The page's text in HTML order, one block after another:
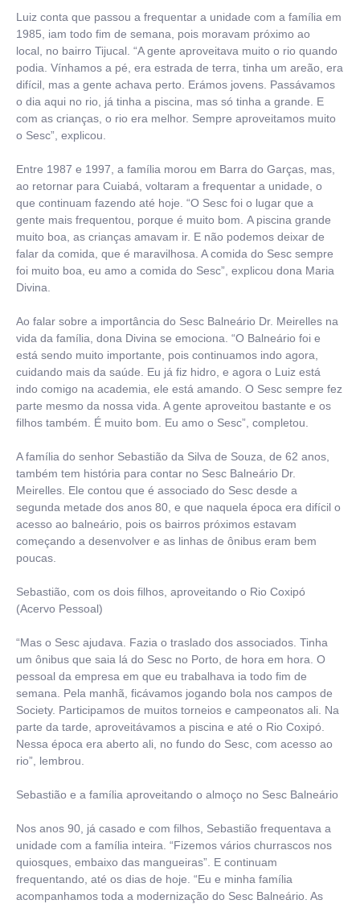
Luiz conta que passou a frequentar a unidade com a família em
1985, iam todo fim de semana, pois moravam próximo ao
local, no bairro Tijucal. “A gente aproveitava muito o rio quando
podia. Vínhamos a pé, era estrada de terra, tinha um areão, era
difícil, mas a gente achava perto. Erámos jovens. Passávamos
o dia aqui no rio, já tinha a piscina, mas só tinha a grande. E
com as crianças, o rio era melhor. Sempre aproveitamos muito
o Sesc”, explicou.
Entre 1987 e 1997, a família morou em Barra do Garças, mas,
ao retornar para Cuiabá, voltaram a frequentar a unidade, o
que continuam fazendo até hoje. “O Sesc foi o lugar que a
gente mais frequentou, porque é muito bom. A piscina grande
muito boa, as crianças amavam ir. E não podemos deixar de
falar da comida, que é maravilhosa. A comida do Sesc sempre
foi muito boa, eu amo a comida do Sesc”, explicou dona Maria
Divina.
Ao falar sobre a importância do Sesc Balneário Dr. Meirelles na
vida da família, dona Divina se emociona. “O Balneário foi e
está sendo muito importante, pois continuamos indo agora,
cuidando mais da saúde. Eu já fiz hidro, e agora o Luiz está
indo comigo na academia, ele está amando. O Sesc sempre fez
parte mesmo da nossa vida. A gente aproveitou bastante e os
filhos também. É muito bom. Eu amo o Sesc”, completou.
A família do senhor Sebastião da Silva de Souza, de 62 anos,
também tem história para contar no Sesc Balneário Dr.
Meirelles. Ele contou que é associado do Sesc desde a
segunda metade dos anos 80, e que naquela época era difícil o
acesso ao balneário, pois os bairros próximos estavam
começando a desenvolver e as linhas de ônibus eram bem
poucas.
Sebastião, com os dois filhos, aproveitando o Rio Coxipó
(Acervo Pessoal)
“Mas o Sesc ajudava. Fazia o traslado dos associados. Tinha
um ônibus que saia lá do Sesc no Porto, de hora em hora. O
pessoal da empresa em que eu trabalhava ia todo fim de
semana. Pela manhã, ficávamos jogando bola nos campos de
Society. Participamos de muitos torneios e campeonatos ali. Na
parte da tarde, aproveitávamos a piscina e até o Rio Coxipó.
Nessa época era aberto ali, no fundo do Sesc, com acesso ao
rio”, lembrou.
Sebastião e a família aproveitando o almoço no Sesc Balneário
Nos anos 90, já casado e com filhos, Sebastião frequentava a
unidade com a família inteira. “Fizemos vários churrascos nos
quiosques, embaixo das mangueiras”. E continuam
frequentando, até os dias de hoje. “Eu e minha família
acompanhamos toda a modernização do Sesc Balneário. As